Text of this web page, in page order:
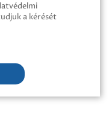
a kérését